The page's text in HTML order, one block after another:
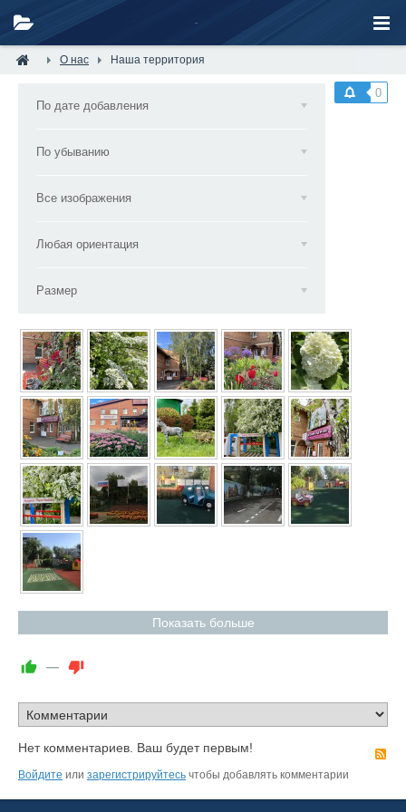
О нас Наша территория
0
По дате добавления
По убыванию
Все изображения
Любая ориентация
Размер
Показать больше
—
Нет комментариев. Ваш будет первым!
Войдите или зарегистрируйтесь чтобы добавлять комментарии